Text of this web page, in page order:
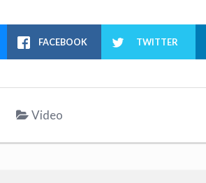
FACEBOOK TWITTER
Video